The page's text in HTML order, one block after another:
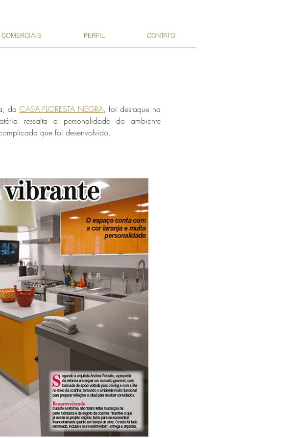
COMERCIAIS PERFIL CONTATO
da CASA FLORESTA NEGRA, foi destaque na
ressalta a personalidade do ambiente
que foi desenvolvido.